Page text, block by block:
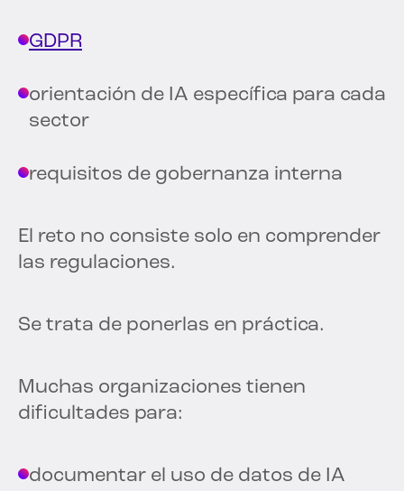
GDPR
orientación de IA específica para cada
sector
requisitos de gobernanza interna
El reto no consiste solo en comprender
las regulaciones.
Se trata de ponerlas en práctica.
Muchas organizaciones tienen
dificultades para:
documentar el uso de datos de IA